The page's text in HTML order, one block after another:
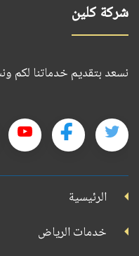
شركة كلين
نسعد بتقديم خدماتنا لكم
تابعنا
تويتر
تابعنا
الرئيسية
خدمات الرياض